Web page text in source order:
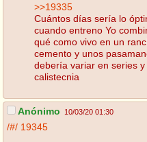
>>19335
Cuántos días sería lo
cuando entreno Yo
qué como vivo en un
cemento y unos
debería variar en series
calistecnia
Anónimo 10/03/20 01:30
/#/ 19345